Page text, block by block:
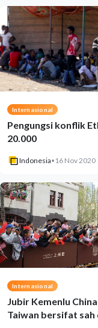
Internasional
Pengungsi konflik
20.000
Indonesia• 16 Nov 2020
Internasional
Jubir Kemenlu
Taiwan bersifat sah